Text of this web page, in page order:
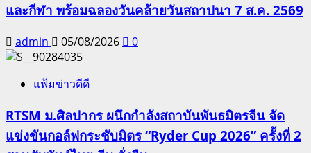
และกีฬา พร้อมฉลองวันคล้ายวันสถาปนา 7 ส.ค. 2569
admin 05/08/2026 0
แฟ้มข่าวดีดี
RTSM ม.ศิลปากร ผนึกกำลังสถาบันพันธมิตรจีน จัด
แข่งขันกอล์ฟกระชับมิตร “Ryder Cup 2026” ครั้งที่ 2